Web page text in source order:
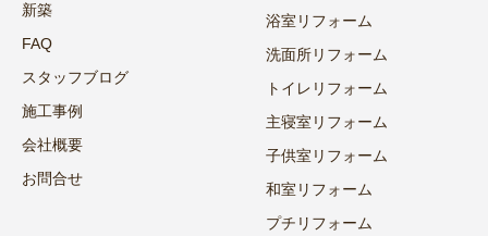
新築
FAQ
スタッフブログ
施工事例
会社概要
お問合せ
浴室リフォーム
洗面所リフォーム
トイレリフォーム
主寝室リフォーム
子供室リフォーム
和室リフォーム
プチリフォーム